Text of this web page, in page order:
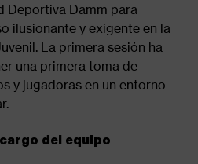
Deportiva Damm para
ilusionante y exigente en la
La primera sesión ha
una primera toma de
y jugadoras en un entorno
del equipo